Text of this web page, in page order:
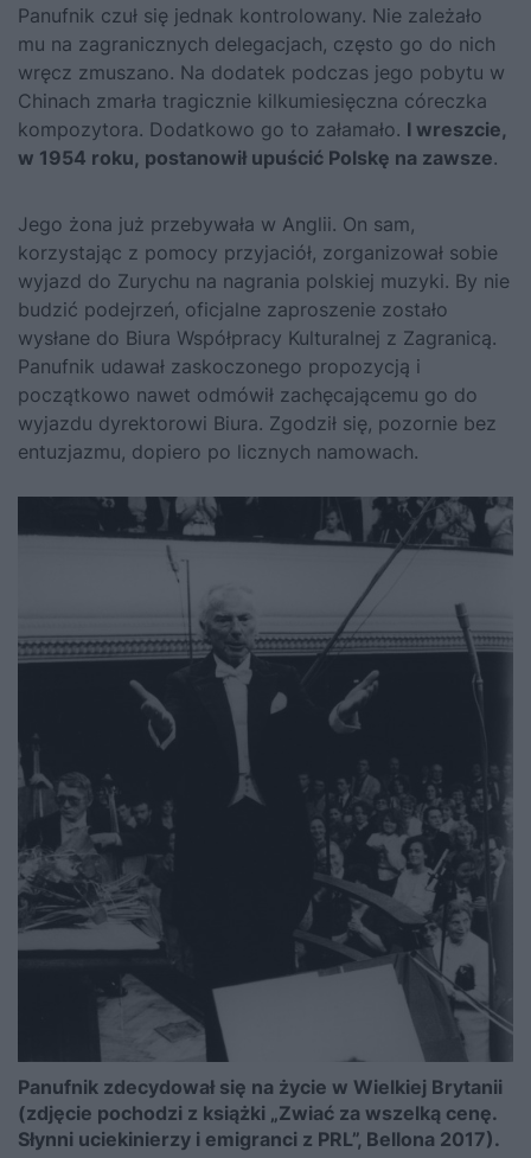
Panufnik czuł się jednak kontrolowany. Nie zależało
mu na zagranicznych delegacjach, często go do nich
wręcz zmuszano. Na dodatek podczas jego pobytu w
Chinach zmarła tragicznie kilkumiesięczna córeczka
kompozytora. Dodatkowo go to załamało. I wreszcie,
w 1954 roku, postanowił upuścić Polskę na zawsze.
Jego żona już przebywała w Anglii. On sam,
korzystając z pomocy przyjaciół, zorganizował sobie
wyjazd do Zurychu na nagrania polskiej muzyki. By nie
budzić podejrzeń, oficjalne zaproszenie zostało
wysłane do Biura Współpracy Kulturalnej z Zagranicą.
Panufnik udawał zaskoczonego propozycją i
początkowo nawet odmówił zachęcającemu go do
wyjazdu dyrektorowi Biura. Zgodził się, pozornie bez
entuzjazmu, dopiero po licznych namowach.
Panufnik zdecydował się na życie w Wielkiej Brytanii
(zdjęcie pochodzi z książki „Zwiać za wszelką cenę.
Słynni uciekinierzy i emigranci z PRL”, Bellona 2017).